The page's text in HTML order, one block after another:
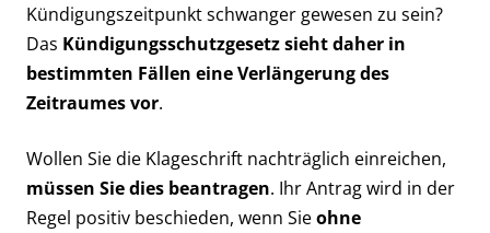
Kündigungszeitpunkt schwanger gewesen zu sein?
Das Kündigungsschutzgesetz sieht daher in
bestimmten Fällen eine Verlängerung des
Zeitraumes vor.
Wollen Sie die Klageschrift nachträglich einreichen,
müssen Sie dies beantragen. Ihr Antrag wird in der
Regel positiv beschieden, wenn Sieohne